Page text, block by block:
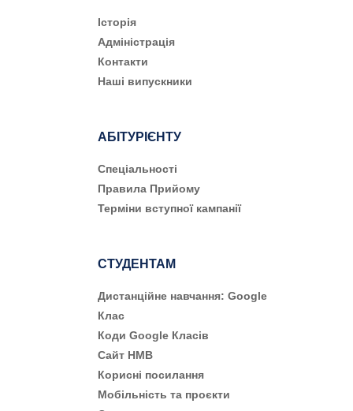
Історія
Адміністрація
Контакти
Наші випускники
АБІТУРІЄНТУ
Cпеціальності
Правила Прийому
Терміни вступної кампанії
СТУДЕНТАМ
Дистанційне навчання: Google
Клас
Коди Google Класів
Сайт НМВ
Корисні посилання
Мобільність та проєкти